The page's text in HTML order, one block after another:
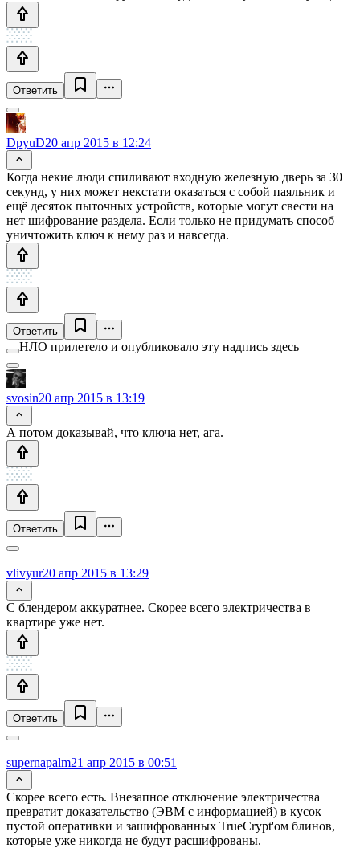
Ответить
DpyuD20 апр 2015 в 12:24
Когда некие люди спиливают входную железную дверь за 30
секунд, у них может некстати оказаться с собой паяльник и
ещё десяток пыточных устройств, которые могут свести на
нет шифрование раздела. Если только не придумать способ
уничтожить ключ к нему раз и навсегда.
Ответить
НЛО прилетело и опубликовало эту надпись здесь
svosin20 апр 2015 в 13:19
А потом доказывай, что ключа нет, ага.
Ответить
vlivyur20 апр 2015 в 13:29
С блендером аккуратнее. Скорее всего электричества в
квартире уже нет.
Ответить
supernapalm21 апр 2015 в 00:51
Скорее всего есть. Внезапное отключение электричества
превратит доказательство (ЭВМ с информацией) в кусок
пустой оперативки и зашифрованных TrueCrypt'ом блинов,
которые уже никогда не будут расшифрованы.